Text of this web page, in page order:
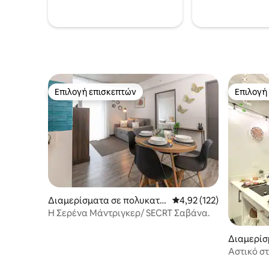
Επιλογή επισκεπτών
Επιλογή επισκεπτών
Διαμερίσματα σε πολυκατο
ικία στην πόλη San José
Μέση βαθμολογία: 4,92
4,92 (122)
Η Σερένα Μάντριγκερ/ SECRT Σαβάνα.
κία στην
Αστικό